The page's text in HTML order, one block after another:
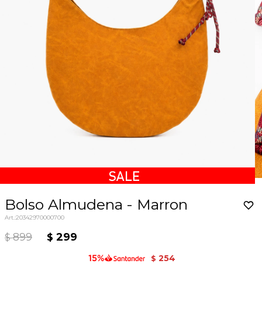
Bolso Almudena - Marron
20342970000700
$ 899 $ 299
$ 254